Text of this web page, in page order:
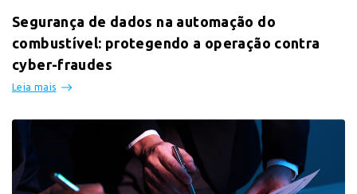
Segurança de dados na automação do
combustível: protegendo a operação contra
cyber-fraudes
Leia mais